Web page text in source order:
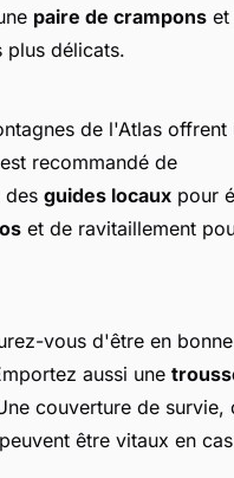
paire de crampons et
plus délicats.
de l'Atlas offrent
recommandé de
des guides locaux pour
et de ravitaillement
vous d'être en bonne
aussi une
couverture de survie,
être vitaux en